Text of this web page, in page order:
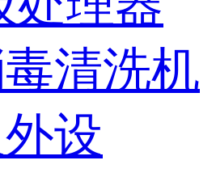
清洗机
设